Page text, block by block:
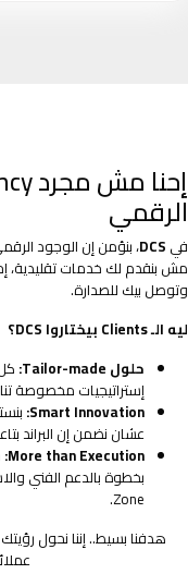
الرقمي
في DCS، بنؤمن إن الوجود
مش بنقدم لك خدمات تقليدية،
وتوصل بيك للصدارة.
ليه الـ Clients بيختاروا DCS؟
حلول Tailor-made:
إستراتيجيات مخصوصة
Smart Innovation:
عشان نضمن إن البراند
More than Execution:
Zone.
هدفنا بسيط.. إننا نحول